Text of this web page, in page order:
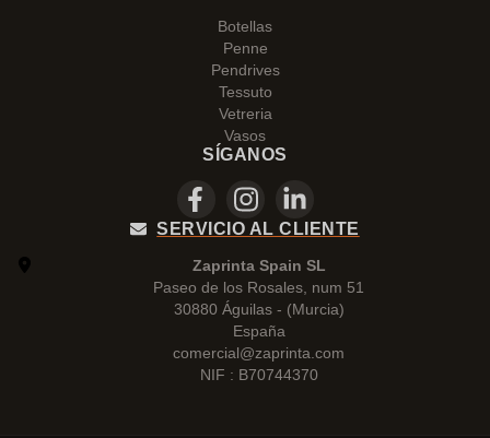
Botellas
Penne
Pendrives
Tessuto
Vetreria
Vasos
SÍGANOS
SERVICIO AL CLIENTE
Zaprinta Spain SL
Paseo de los Rosales, num 51
30880 Águilas - (Murcia)
España
comercial@zaprinta.com
NIF : B70744370